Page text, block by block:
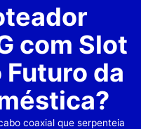
com Slot
Futuro da
coaxial que serpenteia